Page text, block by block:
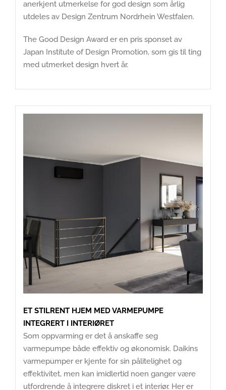
anerkjent utmerkelse for god design som årlig
utdeles av Design Zentrum Nordrhein Westfalen.
The Good Design Award er en pris sponset av
Japan Institute of Design Promotion, som gis til ting
med utmerket design hvert år.
ET STILRENT HJEM MED VARMEPUMPE
INTEGRERT I INTERIØRET
Som oppvarming er det å anskaffe seg
varmepumpe både effektiv og økonomisk. Daikins
varmepumper er kjente for sin pålitelighet og
effektivitet, men kan imidlertid noen ganger være
utfordrende å integrere diskret i et interiør. Her er